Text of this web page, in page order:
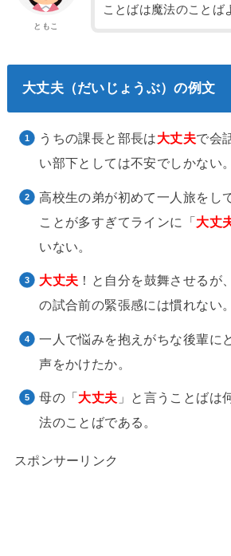
ともこ
ことばは魔法のことば
大丈夫（だいじょうぶ）の例文
うちの課長と部長は大丈夫で会
い部下としては不安でしかない。
高校生の弟が初めて一人旅をし
ことが多すぎてラインに「大丈
いない。
大丈夫 ！と自分を鼓舞させるが
の試合前の緊張感には慣れない。
一人で悩みを抱えがちな後輩に
声をかけたか。
母の「大丈夫 」と言うことばは
法のことばである。
スポンサーリンク